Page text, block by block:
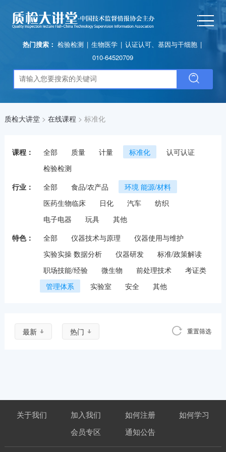
热门搜索： 检验检测 | 生物医学 | 认证认可、基因与干细胞 |
010-64520709
质检大讲堂> 在线课程 > 标准化
课程： 全部 质量 计量 标准化
认可认证
检验检测
行业：
全部 食品/农产品
环境 能源/材料
医药生物临床
日化 汽车
纺织
电子电器
玩具
其他
特色：
全部 仪器技术与原理
仪器使用与维护
实验实操 数据分析
仪器研发
标准/政策解读
职场技能/经验
微生物 前处理技术
考证类
管理体系
实验室 安全 其他
最新 热门 重置筛选
关于我们 加入我们 如何注册
如何学习
会员专区
通知公告